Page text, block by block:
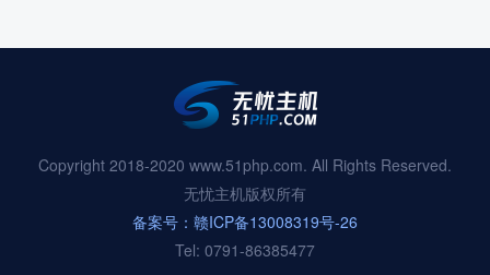
Copyright 2018-2020 www.51php.com. All Rights Reserved.
无忧主机版权所有
备案号：赣ICP备13008319号-26
Tel: 0791-86385477